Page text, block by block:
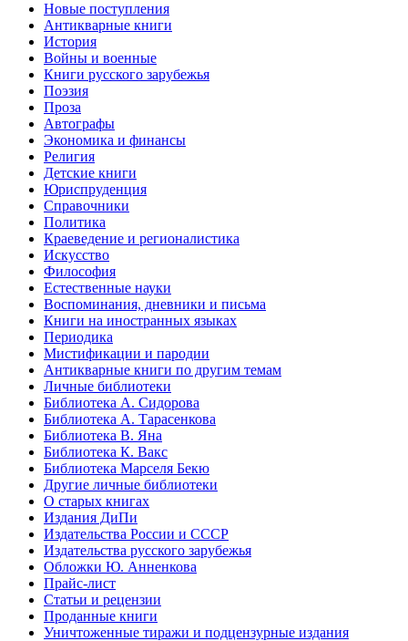
Новые поступления
Антикварные книги
История
Войны и военные
Книги русского зарубежья
Поэзия
Проза
Автографы
Экономика и финансы
Религия
Детские книги
Юриспруденция
Справочники
Политика
Краеведение и регионалистика
Искусство
Философия
Естественные науки
Воспоминания, дневники и письма
Книги на иностранных языках
Периодика
Мистификации и пародии
Антикварные книги по другим темам
Личные библиотеки
Библиотека А. Сидорова
Библиотека А. Тарасенкова
Библиотека В. Яна
Библиотека К. Вакс
Библиотека Марселя Бекю
Другие личные библиотеки
О старых книгах
Издания ДиПи
Издательства России и СССР
Издательства русского зарубежья
Обложки Ю. Анненкова
Прайс-лист
Статьи и рецензии
Проданные книги
Уничтоженные тиражи и подцензурные издания